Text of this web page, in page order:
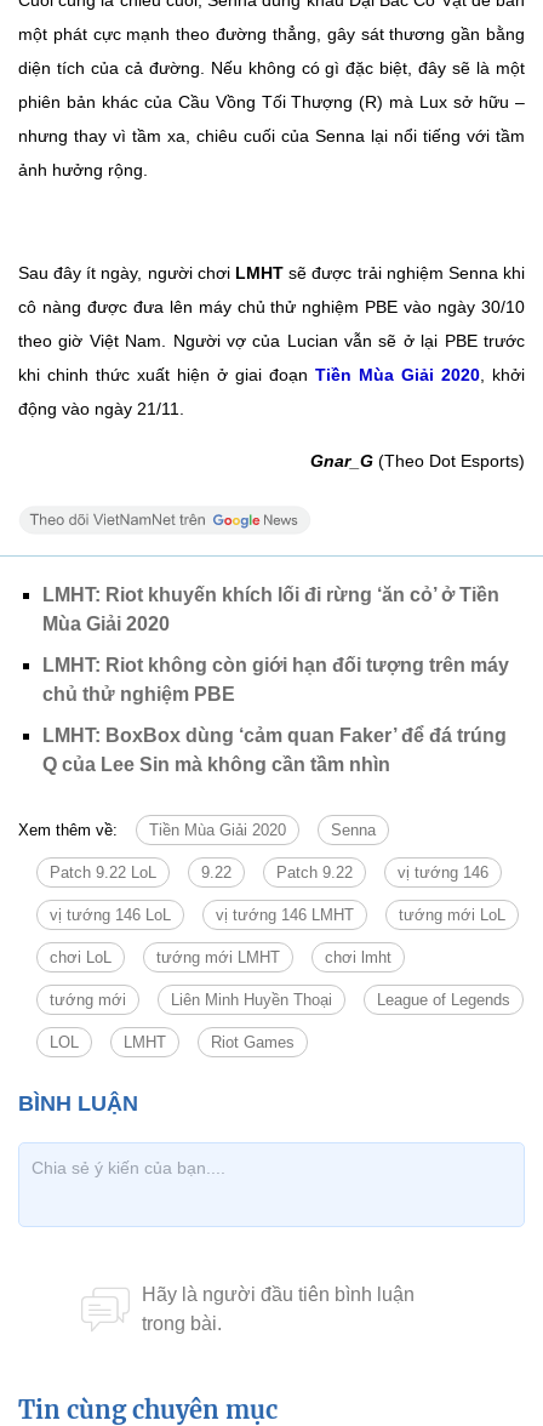
một phát cực mạnh theo đường thẳng, gây sát thương gần bằng
diện tích của cả đường. Nếu không có gì đặc biệt, đây sẽ là một
phiên bản khác của Cầu Vồng Tối Thượng (R) mà Lux sở hữu –
nhưng thay vì tầm xa, chiêu cuối của Senna lại nổi tiếng với tầm
ảnh hưởng rộng.
Sau đây ít ngày, người chơi LMHT sẽ được trải nghiệm Senna khi
cô nàng được đưa lên máy chủ thử nghiệm PBE vào ngày 30/10
theo giờ Việt Nam. Người vợ của Lucian vẫn sẽ ở lại PBE trước
khi chinh thức xuất hiện ở giai đoạn Tiền Mùa Giải 2020 , khởi
động vào ngày 21/11.
Gnar_G (Theo Dot Esports)
LMHT: Riot khuyến khích lối đi rừng ‘ăn cỏ’ ở Tiền
Mùa Giải 2020
LMHT: Riot không còn giới hạn đối tượng trên máy
chủ thử nghiệm PBE
LMHT: BoxBox dùng ‘cảm quan Faker’ để đá trúng
Q của Lee Sin mà không cần tầm nhìn
Xem thêm về: Tiền Mùa Giải 2020 Senna
Patch 9.22 LoL 9.22 Patch 9.22 vị tướng 146
vị tướng 146 LoL vị tướng 146 LMHT tướng mới LoL
chơi LoL tướng mới LMHT chơi lmht
tướng mới Liên Minh Huyền Thoại League of Legends
LOL LMHT Riot Games
Tin cùng chuyên mục